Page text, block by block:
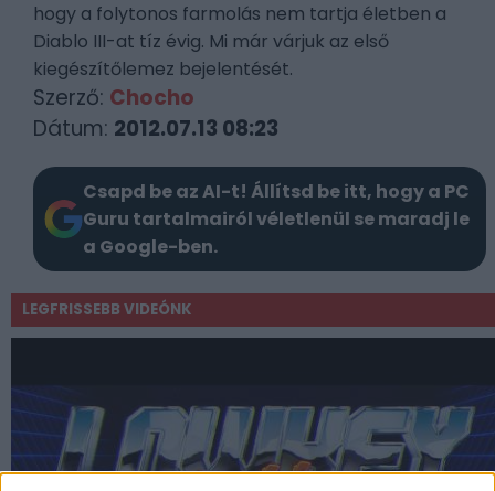
hogy a folytonos farmolás nem tartja életben a
Diablo III-at tíz évig. Mi már várjuk az első
kiegészítőlemez bejelentését.
Szerző: Chocho
Dátum: 2012.07.13 08:23
Csapd be az AI-t! Állítsd be itt, hogy a PC
Guru tartalmairól véletlenül se maradj le
a Google-ben.
LEGFRISSEBB VIDEÓNK